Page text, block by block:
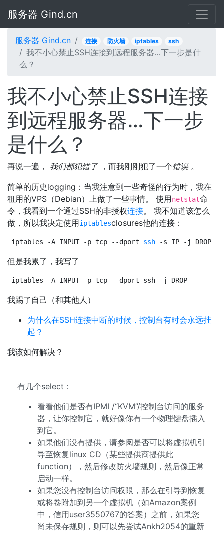
服务器 Gind.cn
服务器 Gind.cn 连接 防火墙 iptables ssh
我不小心禁止SSH连接到远程服务器…下一步是什
么？
我不小心禁止SSH连接
到远程服务器…下一步
是什么？
再说一遍， 我们都犯错了，而我刚刚犯了一个错误。
简单的历史logging：当我注意到一些奇怪的行为时，我在
租用的VPS（Debian）上做了一些事情。 使用netstat命
令，我看到一个通过SSH的非授权连接。 我不知道该怎么
做，所以我决定使用iptablesclosures他的连接：
iptables -A INPUT -p tcp --dport ssh -s IP -j DROP
但是我累了，我写了
iptables -A INPUT -p tcp --dport ssh -j DROP
我踢了自己（和其他人）
为什么在SSH连接中断的时候，控制台有时会永远挂
起？
我该如何解决？
有几个select：
看看他们是否有IPMI /“KVM”/控制台访问的服务
器，让你控制它，就好像你有一个物理键盘插入
到它。
如果他们没有提供，请参阅是否可以将虚拟机引
导至恢复linux CD（某些提供商提供此
function），然后修改防火墙规则，然后像正常
启动一样。
如果您没有控制台访问权限，那么在引导到恢复
或将卷附加到另一个虚拟机（如Amazon案例
中，信用user3550767的答案）之前，如果您
尚未保存规则，则可以先尝试Ankh2054的重新